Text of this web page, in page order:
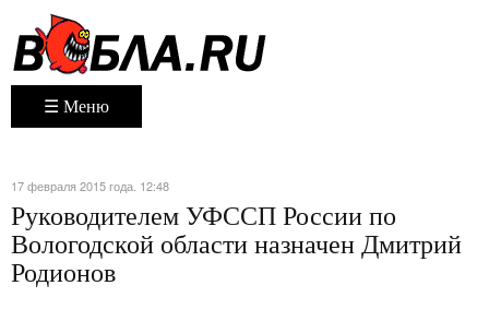
☰ Меню
17 февраля 2015 года. 12:48
Руководителем УФССП России по
Вологодской области назначен Дмитрий
Родионов